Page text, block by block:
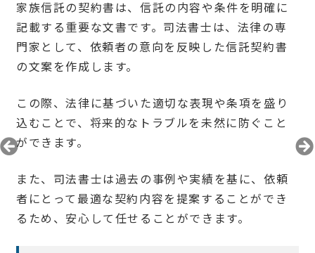
家族信託の契約書は、信託の内容や条件を明確に
記載する重要な文書です。司法書士は、法律の専
門家として、依頼者の意向を反映した信託契約書
の文案を作成します。
この際、法律に基づいた適切な表現や条項を盛り
込むことで、将来的なトラブルを未然に防ぐこと
ができます。
また、司法書士は過去の事例や実績を基に、依頼
者にとって最適な契約内容を提案することができ
るため、安心して任せることができます。